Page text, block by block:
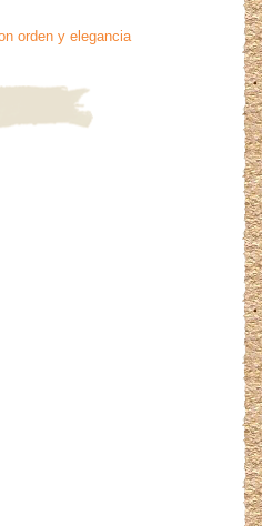
orden y elegancia